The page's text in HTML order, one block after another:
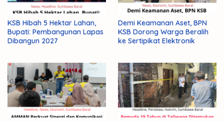
KSB Hibah 5 Hektar Lahan,
Bupati: Pembangunan Lapas
Dibangun 2027
Demi Keamanan Aset, BPN
KSB Dorong Warga Beralih
ke Sertipikat Elektronik